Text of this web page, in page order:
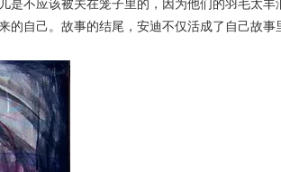
是不应该被关在笼子里的，因为他们的羽毛太丰
的自己。故事的结尾，安迪不仅活成了自己故事